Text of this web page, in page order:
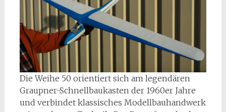
Die Weihe 50 orientiert sich am legendären
Graupner-Schnellbaukasten der 1960er Jahre
und verbindet klassisches Modellbauhandwerk